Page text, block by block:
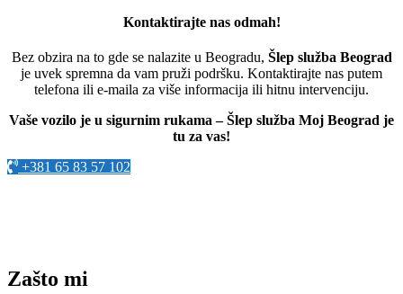
Kontaktirajte nas odmah!
Bez obzira na to gde se nalazite u Beogradu, Šlep služba Beograd
je uvek spremna da vam pruži podršku. Kontaktirajte nas putem
telefona ili e-maila za više informacija ili hitnu intervenciju.
Vaše vozilo je u sigurnim rukama – Šlep služba Moj Beograd je
tu za vas!
+381 65 83 57 102
Zašto mi